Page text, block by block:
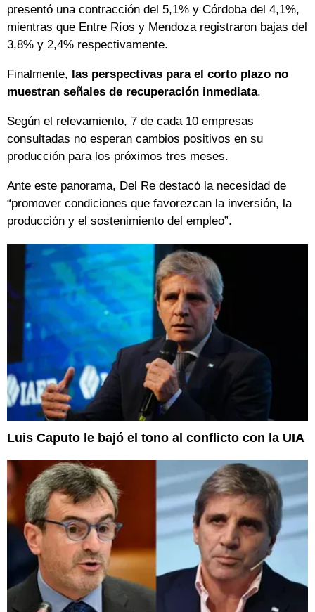
presentó una contracción del 5,1% y Córdoba del 4,1%,
mientras que Entre Ríos y Mendoza registraron bajas del
3,8% y 2,4% respectivamente.
Finalmente, las perspectivas para el corto plazo no
muestran señales de recuperación inmediata.
Según el relevamiento, 7 de cada 10 empresas
consultadas no esperan cambios positivos en su
producción para los próximos tres meses.
Ante este panorama, Del Re destacó la necesidad de
“promover condiciones que favorezcan la inversión, la
producción y el sostenimiento del empleo”.
Luis Caputo le bajó el tono al conflicto con la UIA